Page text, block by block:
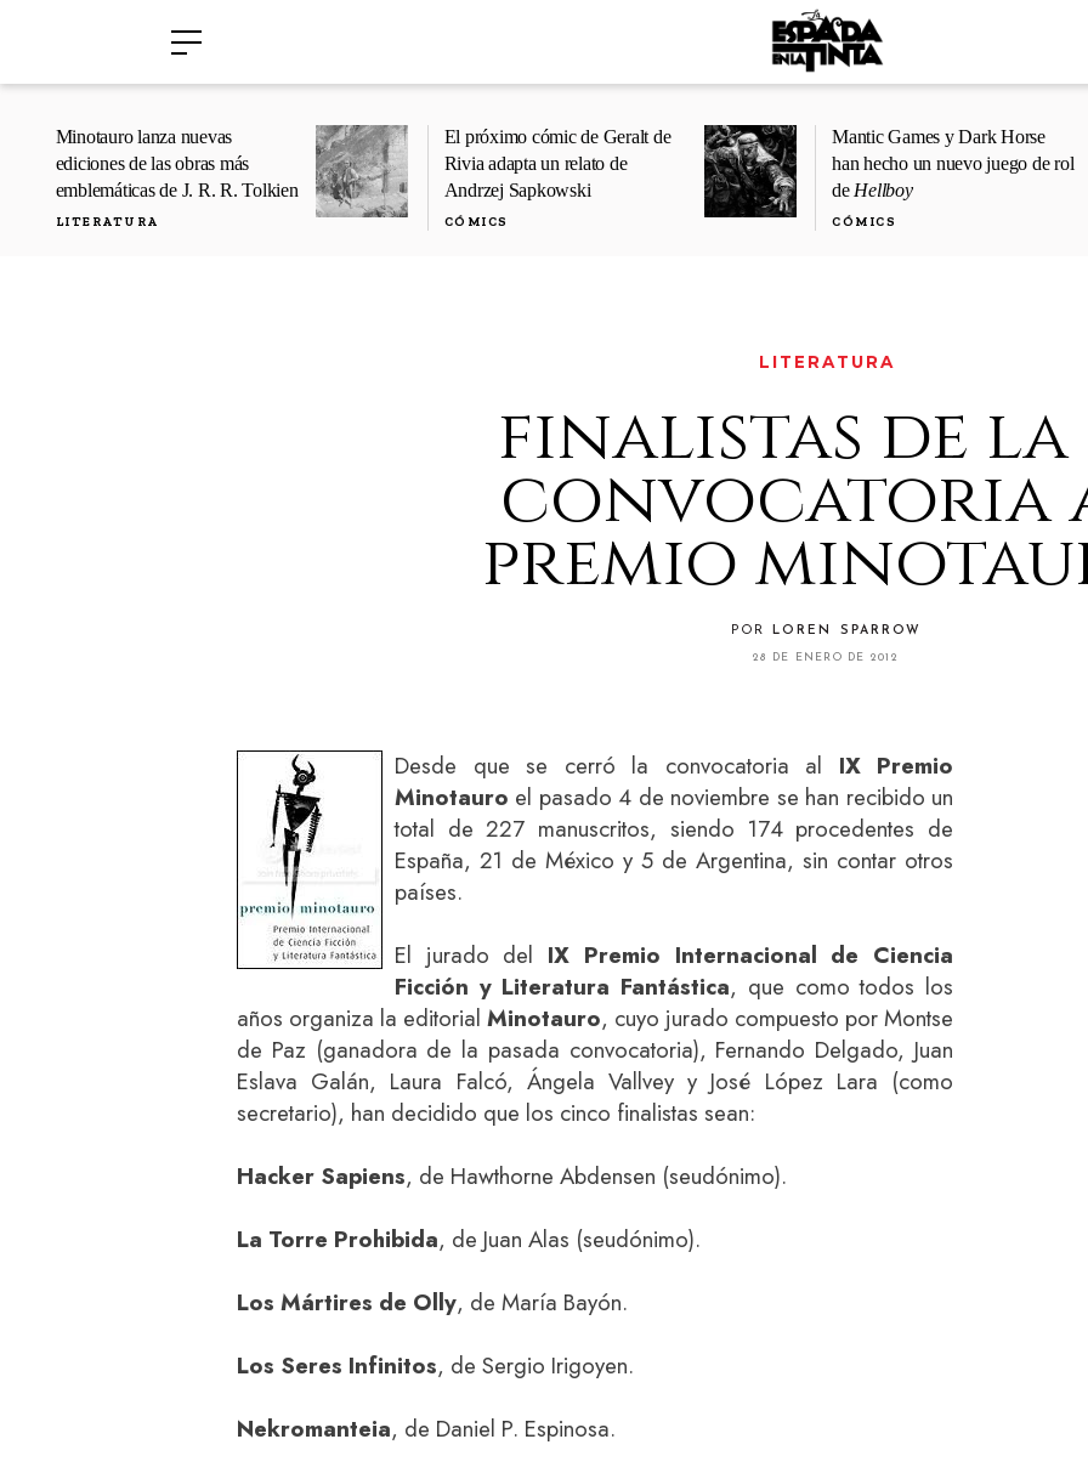
Minotauro lanza nuevas
ediciones de las obras más
emblemáticas de J. R. R. Tolkien
LITERATURA
El próximo cómic de Geralt de
Rivia adapta un relato de
Andrzej Sapkowski
CÓMICS
Mantic Games y Dark Horse
han hecho un nuevo juego de rol
de Hellboy
CÓMICS
LITERATURA
finalistas de la
convocatoria
premio
POR LOREN SPARROW
28 DE ENERO DE 2012
Desde que se cerró la convocatoria al IX Premio
Minotauro el pasado 4 de noviembre se han recibido un
total de 227 manuscritos, siendo 174 procedentes de
España, 21 de México y 5 de Argentina, sin contar otros
países.
El jurado del IX Premio Internacional de Ciencia
Ficción y Literatura Fantástica, que como todos los
años organiza la editorial Minotauro, cuyo jurado compuesto por Montse
de Paz (ganadora de la pasada convocatoria), Fernando Delgado, Juan
Eslava Galán, Laura Falcó, Ángela Vallvey y José López Lara (como
secretario), han decidido que los cinco finalistas sean:
Hacker Sapiens, de Hawthorne Abdensen (seudónimo).
La Torre Prohibida, de Juan Alas (seudónimo).
Los Mártires de Olly, de María Bayón.
Los Seres Infinitos, de Sergio Irigoyen.
Nekromanteia, de Daniel P. Espinosa.
›